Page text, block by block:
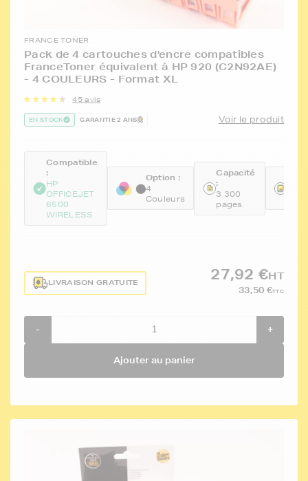
FRANCE TONER
Pack de 4 cartouches d'encre compatibles
FranceToner équivalent à HP 920 (C2N92AE)
- 4 COULEURS - Format XL
45 avis
EN STOCK GARANTIE 2 ANS Voir le produit
Compatible
:
HP
OFFICEJET
6500
WIRELESS
Option :
4
Couleurs
Capacité
:
3 300
pages
LIVRAISON GRATUITE
27,92 €HT
33,50 €TTC
- +
Ajouter au panier